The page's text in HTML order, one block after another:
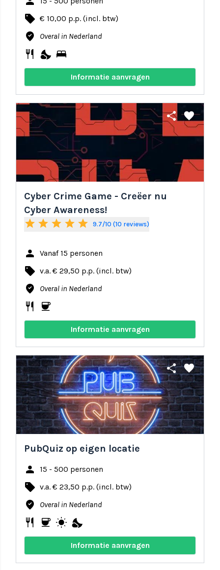
local_offer € 10,00 p.p. (incl. btw)
where_to_vote Overal in Nederland
restaurant nights_stay bed
Informatie aanvragen
share favorite
Cyber Crime Game - Creëer nu
Cyber Awareness!
star star star star star 9.7/10 (10 reviews)
person Vanaf 15 personen
local_offer v.a. € 29,50 p.p. (incl. btw)
where_to_vote Overal in Nederland
restaurant coffee
Informatie aanvragen
share favorite
PubQuiz op eigen locatie
person 15 - 500 personen
local_offer v.a. € 23,50 p.p. (incl. btw)
where_to_vote Overal in Nederland
restaurant coffee wb_sunny nights_stay
Informatie aanvragen